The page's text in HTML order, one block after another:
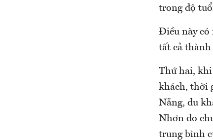
trong độ
Điều này có
tất cả thành
Thứ hai, khi
khách, thời
Nẵng, du
Nhơn do
trung bình